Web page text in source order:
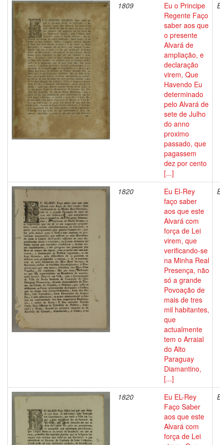
1809
Eu o Principe
Regente Faço
saber aos que
o presente
Alvará de
ampliação, e
declaração
virem, Que
Havendo Eu
determinado
pelo Alvará de
sete de Julho
do anno
proximo
passado, que
pagassem
dez por cento
[...]
1820
Eu El-Rey
faço saber
aos que este
Alvará com
força de Lei
virem, que
verificando-se
na Minha Real
Presença, não
só a grande
Povoação de
mais de tres
mil habitantes,
que
actualmente
tem o Arraial
do Alto
Paraguay
Diamantino,
[...]
1820
Eu EL-Rey
Faço Saber
aos que este
Alvará com
força de Lei